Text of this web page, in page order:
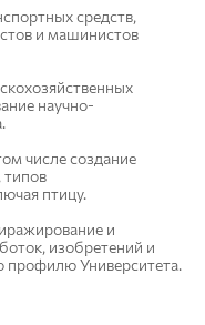
средств,
и машинистов
научно-
числе создание
типов
птицу.
и
изобретений и
профилю Университета.